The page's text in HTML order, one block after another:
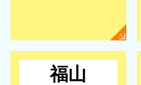
福山